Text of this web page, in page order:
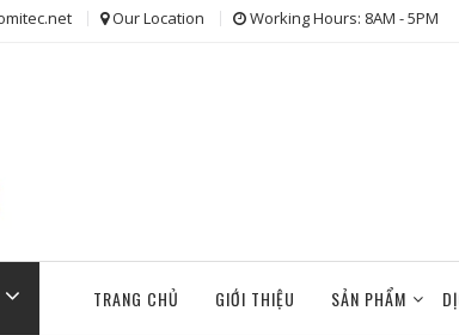
Our Location Working Hours: 8AM - 5PM
TRANG CHỦ GIỚI THIỆU SẢN PHẨM